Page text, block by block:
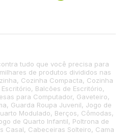
tudo que você precisa para
de produtos divididos nas
Cozinha Compacta, Cozinha
Balcões de Escritório,
para Computador, Gaveteiro,
Guarda Roupa Juvenil, Jogo de
Modulado, Berços, Cômodas,
de Quarto Infantil, Poltrona de
Casal, Cabeceiras Solteiro, Cama